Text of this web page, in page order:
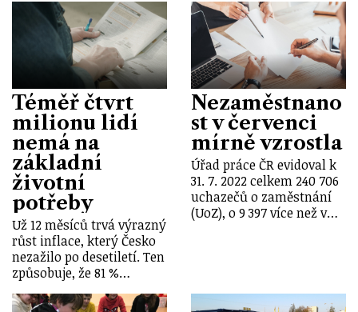
Téměř čtvrt
milionu lidí
nemá na
základní
životní
potřeby
Už 12 měsíců trvá výrazný
růst inflace, který Česko
nezažilo po desetiletí. Ten
způsobuje, že 81 %…
Nezaměstnano
st v červenci
mírně vzrostla
Úřad práce ČR evidoval k
31. 7. 2022 celkem 240 706
uchazečů o zaměstnání
(UoZ), o 9 397 více než v…